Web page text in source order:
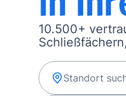
10.500+